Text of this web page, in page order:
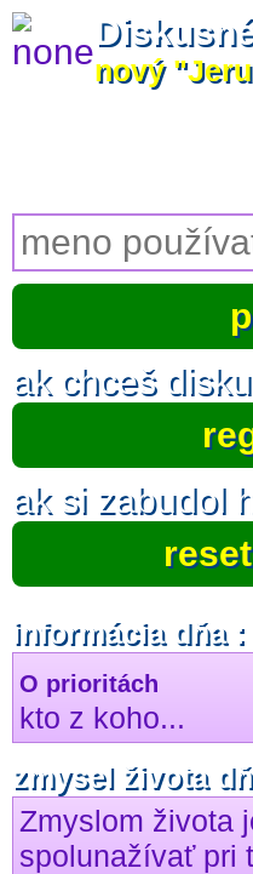
nový
ak chceš
ak si zabudol
informácia dňa :
O prioritách
kto z koho...
zmysel života
Zmyslom života
spolunažívať pri